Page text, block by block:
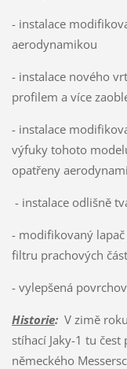
- instalace
aerodynamikou
- instalace nového
profilem a více
- instalace
výfuky tohoto
opatřeny
- instalace odlišně
- modifikovaný
filtru prachových
- vylepšená
Historie:V zimě
stíhací Jaky-1 tu
německého